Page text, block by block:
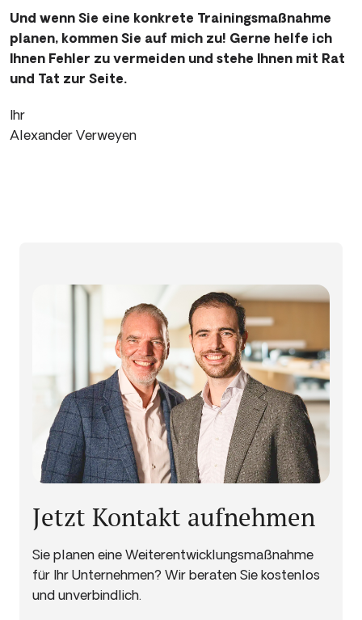
Und wenn Sie eine konkrete Trainingsmaßnahme
planen, kommen Sie auf mich zu! Gerne helfe ich
Ihnen Fehler zu vermeiden und stehe Ihnen mit Rat
und Tat zur Seite.
Ihr
Alexander Verweyen
Jetzt Kontakt aufnehmen
Sie planen eine Weiterentwicklungsmaßnahme
für Ihr Unternehmen? Wir beraten Sie kostenlos
und unverbindlich.